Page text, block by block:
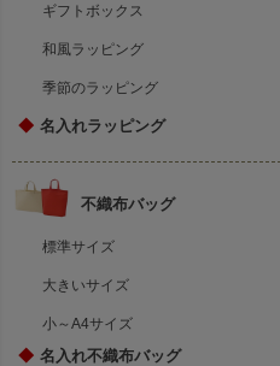
ギフトボックス
和風ラッピング
季節のラッピング
◆ 名入れラッピング
不織布バッグ
標準サイズ
大きいサイズ
小～A4サイズ
◆ 名入れ不織布バッグ